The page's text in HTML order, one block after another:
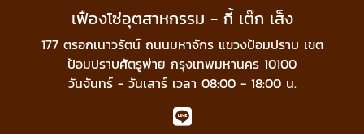
เฟืองโซ่อุตสาหกรรม - กี้ เต๊ก เส็ง
177 ตรอกเนาวรัตน์ ถนนมหาจักร แขวงป้อมปราบ เขต
ป้อมปราบศัตรูพ่าย กรุงเทพมหานคร 10100
วันจันทร์ - วันเสาร์ เวลา 08:00 - 18:00 น.